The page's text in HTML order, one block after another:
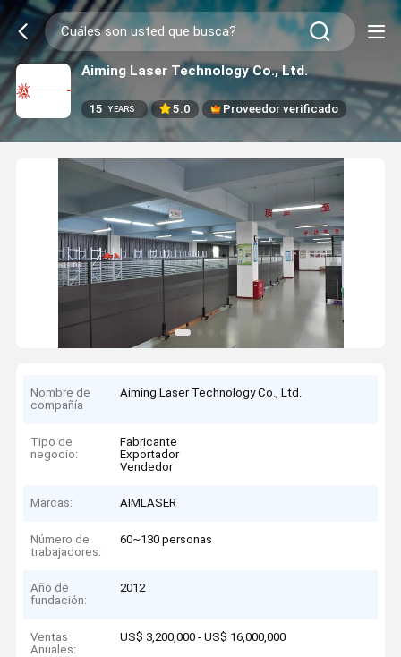
Aiming Laser Technology Co., Ltd.
15 YEARS 5.0 Proveedor verificado
Nombre de
compañía
Aiming Laser Technology Co., Ltd.
Tipo de
negocio:
Fabricante
Exportador
Vendedor
Marcas: AIMLASER
Número de
trabajadores:
60~130 personas
Año de
fundación:
2012
Ventas
Anuales:
US$ 3,200,000 - US$ 16,000,000